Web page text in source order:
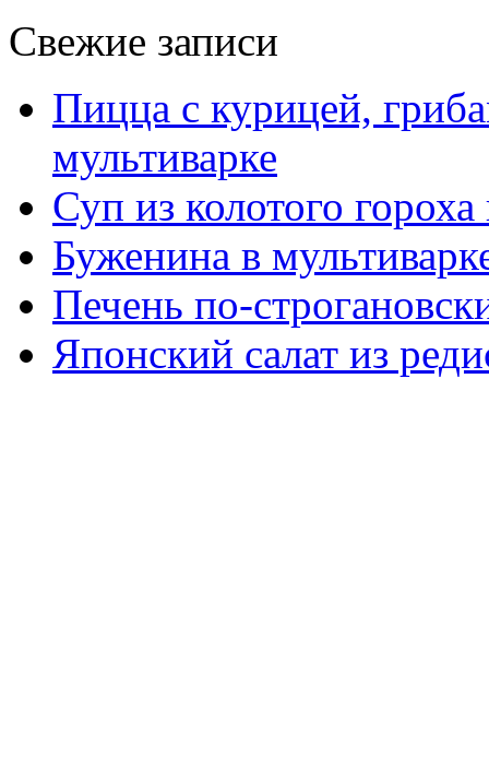
Свежие записи
Пицца с курицей,
мультиварке
Суп из колотого
Буженина в
Печень по-
Японский салат из